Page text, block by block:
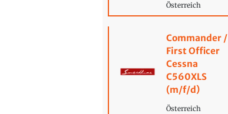
Österreich
Commander /
First Officer
Cessna
C560XLS
(m/f/d)
Österreich